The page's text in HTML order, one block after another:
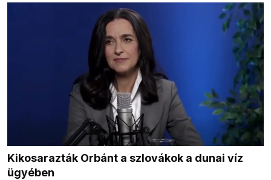
Kikosarazták Orbánt a szlovákok a dunai víz
ügyében